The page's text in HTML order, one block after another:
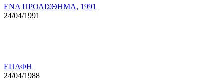
ΕΝΑ ΠΡΟΑΙΣΘΗΜΑ, 1991
24/04/1991
ΕΠΑΦΗ
24/04/1988